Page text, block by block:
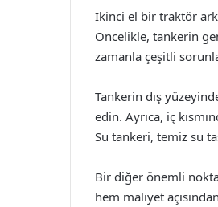
İkinci el bir traktör
Öncelikle, tankerin
zamanla çeşitli
Tankerin dış
edin. Ayrıca, iç
Su tankeri, temiz su
Bir diğer önemli
hem maliyet